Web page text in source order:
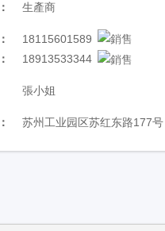
生產商
18115601589
18913533344
張小姐
苏州工业园区苏红东路177号